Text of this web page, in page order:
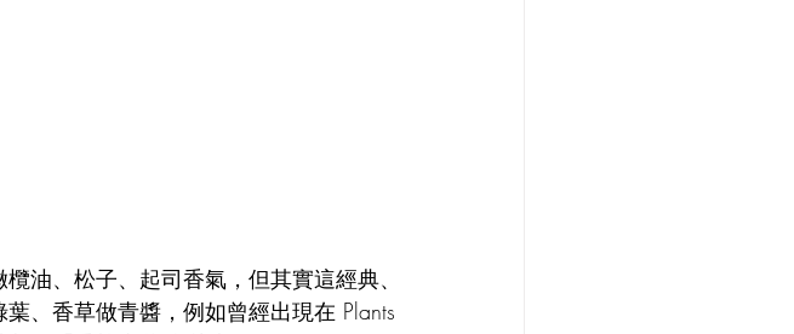
油、松子、起司香氣，但其實這經典、
、香草做青醬，例如曾經出現在 Plants